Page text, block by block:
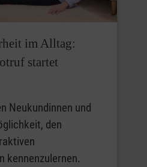
im Alltag:
startet
Neukundinnen und
den
kennenzulernen.